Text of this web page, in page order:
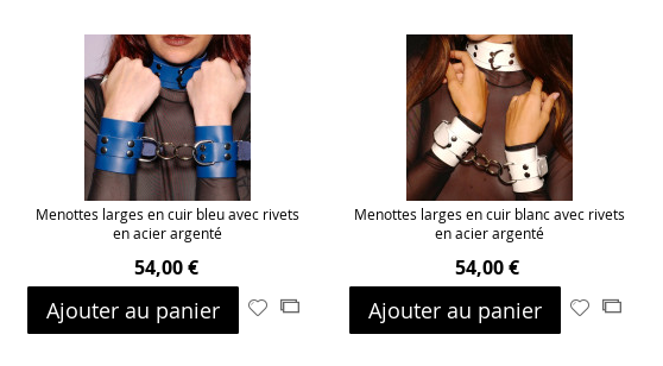
Menottes larges en cuir bleu avec rivets
en acier argenté
54,00 €
Ajouter au panier
AjouterAjouter
Menottes larges en cuir blanc avec rivets
en acier argenté
54,00 €
Ajouter au panier
AjouterAjouter